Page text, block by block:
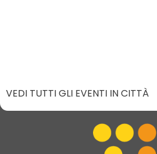
VEDI TUTTI GLI EVENTI IN CITTÀ